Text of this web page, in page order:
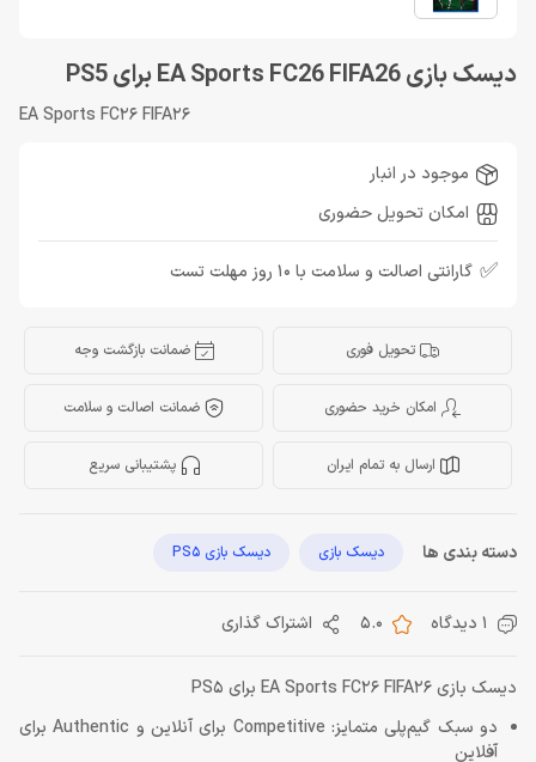
دیسک بازی EA Sports FC26 FIFA26 برای PS5
EA Sports FC26 FIFA26
موجود در انبار
امکان تحویل حضوری
✅ گارانتی اصالت و سلامت با 10 روز مهلت تست
تحویل فوری ضمانت بازگشت وجه
امکان خرید حضوری ضمانت اصالت و سلامت
ارسال به تمام ایران پشتیبانی سریع
دسته بندی ها دیسک بازی دیسک بازی PS5
1 دیدگاه 5.0 اشتراک گذاری
دیسک بازی EA Sports FC26 FIFA26 برای PS5
دو سبک گیم‌پلی متمایز: Competitive برای آنلاین و Authentic برای
آفلاین